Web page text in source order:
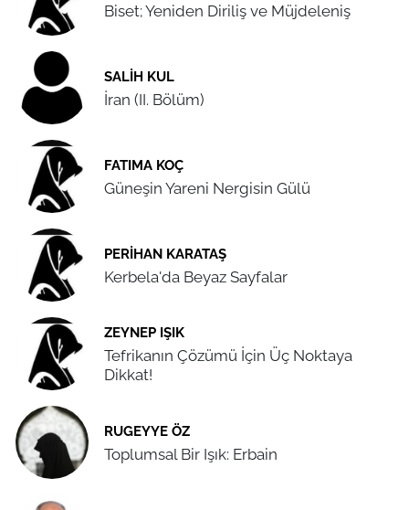
Biset; Yeniden Diriliş ve Müjdeleniş
SALIH KUL
İran (II. Bölüm)
FATIMA KOÇ
Güneşin Yareni Nergisin Gülü
PERIHAN KARATAŞ
Kerbela'da Beyaz Sayfalar
ZEYNEP IŞIK
Tefrikanın Çözümü İçin Üç Noktaya
Dikkat!
RUGEYYE ÖZ
Toplumsal Bir Işık: Erbain